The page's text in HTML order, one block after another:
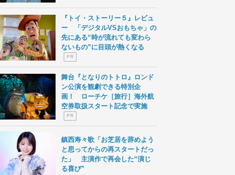
『トイ・ストーリー５』レビュ
ー 「デジタルVSおもちゃ」の
先にある“時が流れても変わら
ないもの”に目頭が熱くなる
P R
舞台『となりのトトロ』ロンド
ン公演を観劇できる特別企
画！ ローチケ［旅行］海外航
空券取扱スタート記念で実施
P R
鎮西寿々歌「お芝居を辞めよう
と思ってからの再スタートだっ
た」 主演作で再会した“演じ
る喜び”